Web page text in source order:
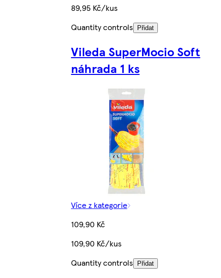
89,95 Kč/kus
Quantity controls
Přidat
Vileda SuperMocio Soft
náhrada 1 ks
Více z kategorie
109,90 Kč
109,90 Kč/kus
Quantity controls
Přidat